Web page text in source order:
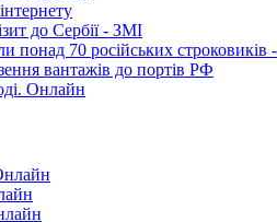
до Сербії - ЗМІ
понад 70 російських строковиків
вантажів до портів РФ
Онлайн